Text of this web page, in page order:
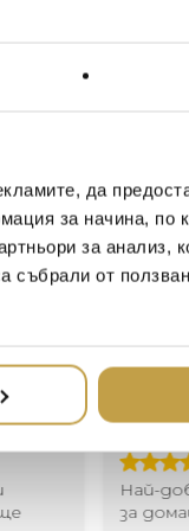
да
за начина, по
за анализ,
събрали от
are elegant
Renaat Ramon.
the daughters of
Muses are
and the arts. The
and smooth lines
art objects. They
Terra. The Muses
ochre and natural
in colour and
process.
Най-
за